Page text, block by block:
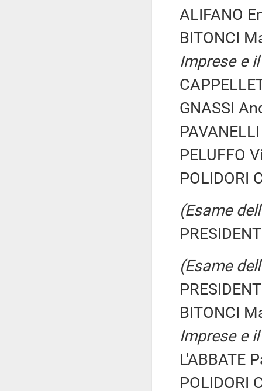
ALIFANO
BITONCI
Imprese e
GNASSI
PELUFFO
POLIDORI
(Esame
(Esame
BITONCI
Imprese e
L'ABBATE
POLIDORI